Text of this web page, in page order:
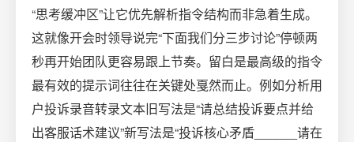
“思考缓冲区”让它优先解析指令结构而非急着生成。
这就像开会时领导说完“下面我们分三步讨论”停顿两
秒再开始团队更容易跟上节奏。留白是最高级的指令
最有效的提示词往往在关键处戛然而止。例如分析用
户投诉录音转录文本旧写法是“请总结投诉要点并给
出客服话术建议”新写法是“投诉核心矛盾______请在